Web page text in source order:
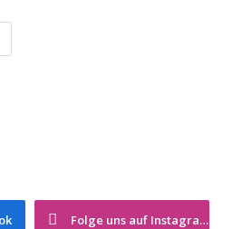
Folge uns auf Instagram